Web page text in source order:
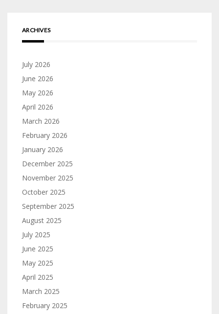
ARCHIVES
July 2026
June 2026
May 2026
April 2026
March 2026
February 2026
January 2026
December 2025
November 2025
October 2025
September 2025
August 2025
July 2025
June 2025
May 2025
April 2025
March 2025
February 2025